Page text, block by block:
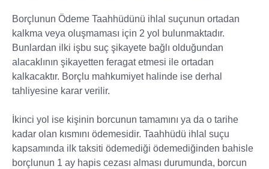
Borçlunun Ödeme Taahhüdünü ihlal suçunun ortadan
kalkma veya oluşmaması için 2 yol bulunmaktadır.
Bunlardan ilki işbu suç şikayete bağlı olduğundan
alacaklının şikayetten feragat etmesi ile ortadan
kalkacaktır. Borçlu mahkumiyet halinde ise derhal
tahliyesine karar verilir.
İkinci yol ise kişinin borcunun tamamını ya da o tarihe
kadar olan kısmını ödemesidir. Taahhüdü ihlal suçu
kapsamında ilk taksiti ödemediği ödemediğinden bahisle
borçlunun 1 ay hapis cezası alması durumunda, borcun